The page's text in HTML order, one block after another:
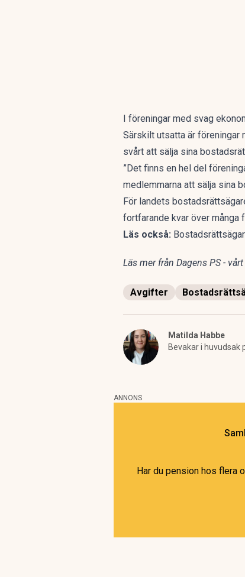
I föreningar med svag
Särskilt utsatta är föreningar
svårt att sälja sina
”Det finns en hel del
medlemmarna att sälja sina
För landets
fortfarande kvar över många
Läs också:
Läs mer från Dagens PS -
Avgifter
Matilda Habbe
Bevakar i huvudsak
ANNONS
Har du pension hos flera